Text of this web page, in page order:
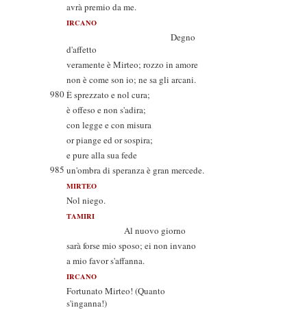
avrà premio da me.
IRCANO
Degno
d'affetto
veramente è Mirteo; rozzo in amore
non è come son io; ne sa gli arcani.
980È sprezzato e nol cura;
è offeso e non s'adira;
con legge e con misura
or piange ed or sospira;
e pure alla sua fede
985 un'ombra di speranza è gran mercede.
MIRTEO
Nol niego.
TAMIRI
Al nuovo giorno
sarà forse mio sposo; ei non invano
a mio favor s'affanna.
IRCANO
Fortunato Mirteo! (Quanto
s'inganna!)